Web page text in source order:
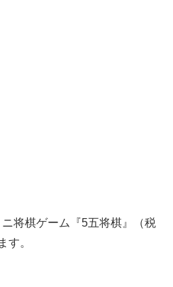
将棋ゲーム『5五将棋』（税
す。